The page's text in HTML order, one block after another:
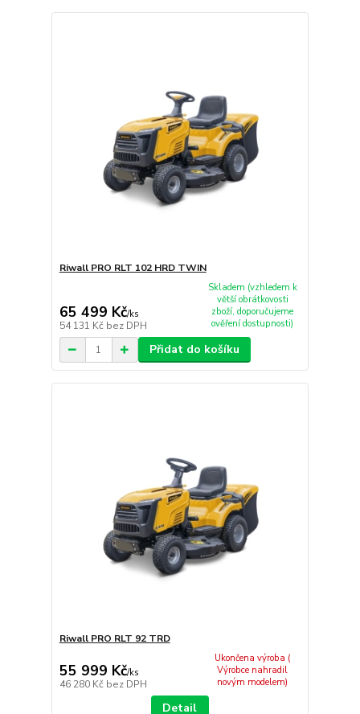
Riwall PRO RLT 102 HRD TWIN
65 499 Kč/ks
54 131 Kč bez DPH
Skladem (vzhledem k
větší obrátkovosti
zboží, doporučujeme
ověření dostupnosti)
Přidat do košíku
Riwall PRO RLT 92 TRD
55 999 Kč/ks
46 280 Kč bez DPH
Ukončena výroba (
Výrobce nahradil
novým modelem)
Detail